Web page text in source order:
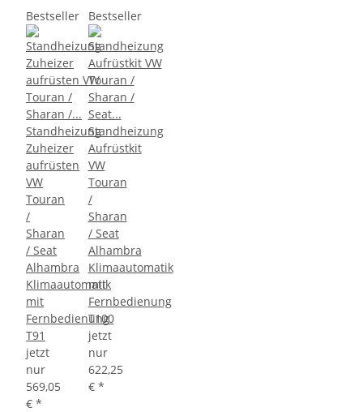
Bestseller
Standheizung
Zuheizer
aufrüsten
VW
Touran
/
Sharan
/ Seat
Alhambra
Klimaautomatik
mit
Fernbedienung
T91
jetzt
nur
569,05
€ *
Bestseller
Standheizung
Aufrüstkit
VW
Touran
/
Sharan
/ Seat
Alhambra
Klimaautomatik
mit
Fernbedienung
T100
jetzt
nur
622,25
€ *